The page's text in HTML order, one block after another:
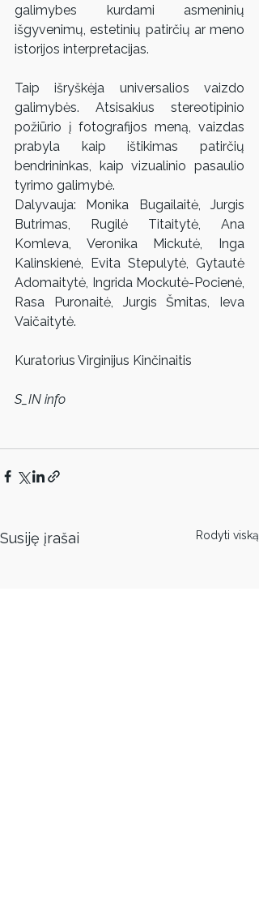
galimybes kurdami asmeninių
išgyvenimų, estetinių patirčių ar meno
istorijos interpretacijas.
Taip išryškėja universalios vaizdo
galimybės. Atsisakius stereotipinio
požiūrio į fotografijos meną, vaizdas
prabyla kaip ištikimas patirčių
bendrininkas, kaip vizualinio pasaulio
tyrimo galimybė.
Dalyvauja: Monika Bugailaitė, Jurgis
Butrimas, Rugilė Titaitytė, Ana
Komleva, Veronika Mickutė, Inga
Kalinskienė, Evita Stepulytė, Gytautė
Adomaitytė, Ingrida Mockutė-Pocienė,
Rasa Puronaitė, Jurgis Šmitas, Ieva
Vaičaitytė.
Kuratorius Virginijus Kinčinaitis
S_IN info
Susiję įrašai Rodyti viską